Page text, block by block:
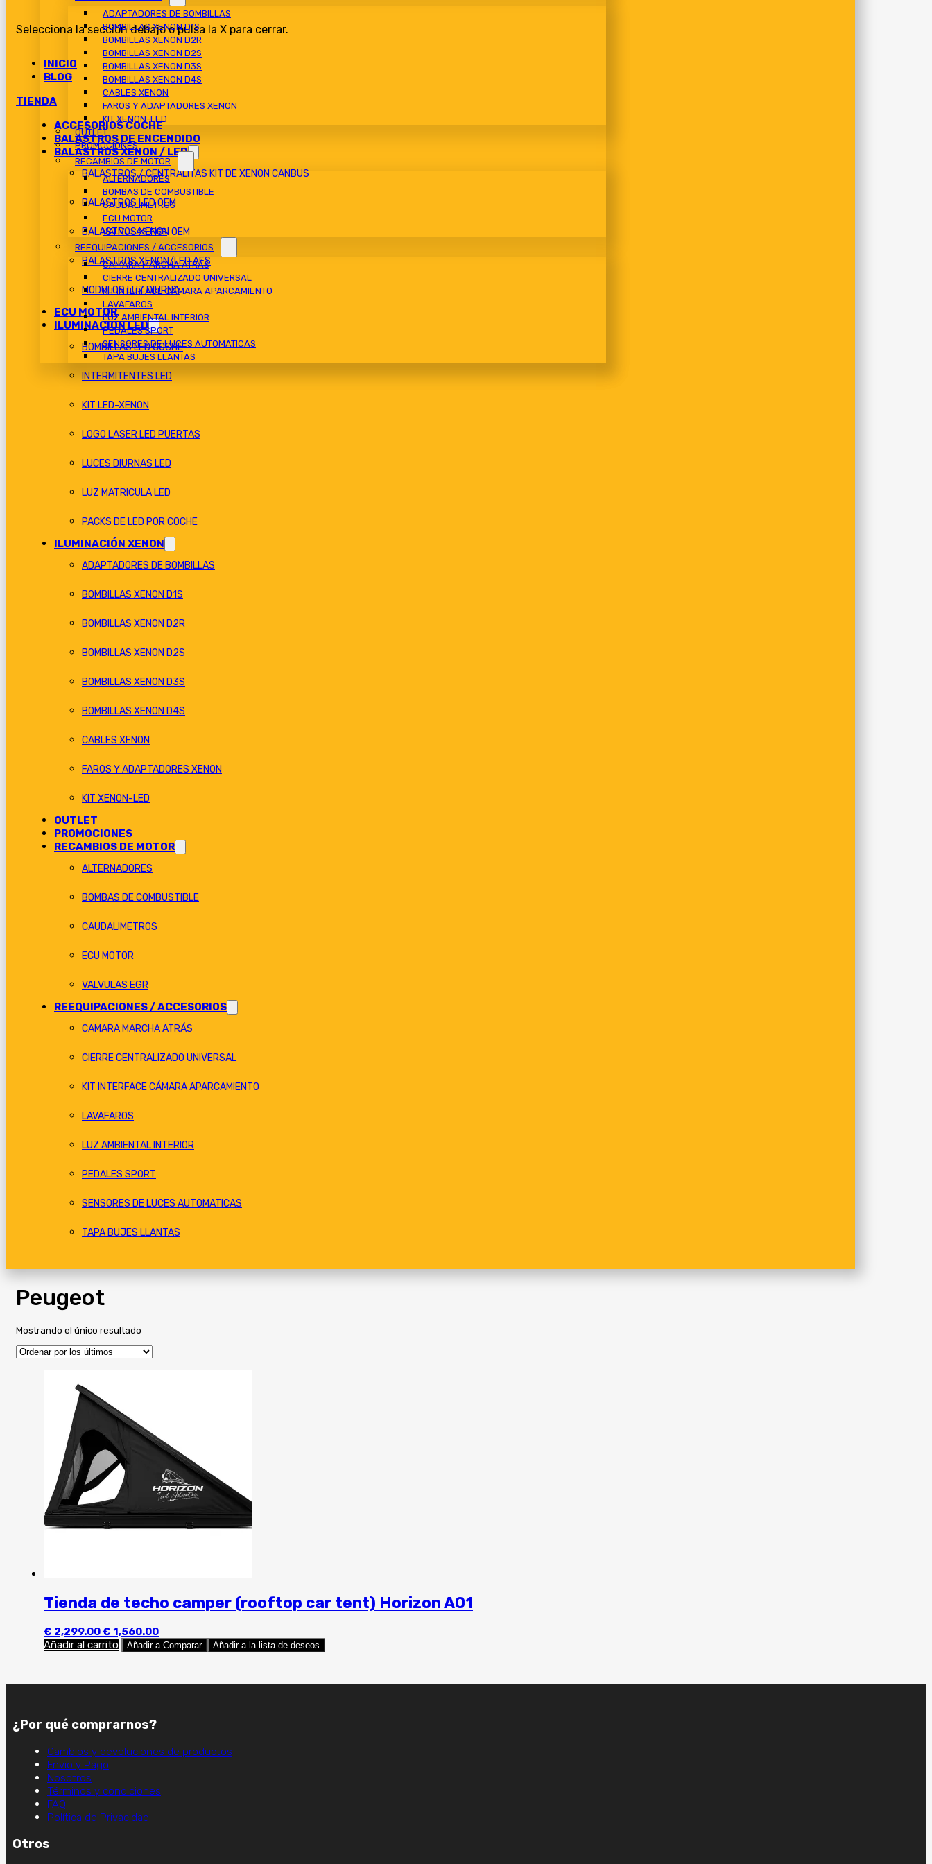
ADAPTADORES DE BOMBILLAS
BOMBILLAS XENON D1S
BOMBILLAS XENON D2R
BOMBILLAS XENON D2S
BOMBILLAS XENON D3S
BOMBILLAS XENON D4S
CABLES XENON
FAROS Y ADAPTADORES XENON
KIT XENON-LED
OUTLET
PROMOCIONES
RECAMBIOS DE MOTOR
ALTERNADORES
BOMBAS DE COMBUSTIBLE
CAUDALIMETROS
ECU MOTOR
VALVULAS EGR
REEQUIPACIONES / ACCESORIOS
CAMARA MARCHA ATRÁS
CIERRE CENTRALIZADO UNIVERSAL
KIT INTERFACE CÁMARA APARCAMIENTO
LAVAFAROS
LUZ AMBIENTAL INTERIOR
PEDALES SPORT
SENSORES DE LUCES AUTOMATICAS
TAPA BUJES LLANTAS
Selecciona la sección debajo o pulsa la X para cerrar.
INICIO
BLOG
TIENDA
ACCESORIOS COCHE
BALASTROS DE ENCENDIDO
BALASTROS XENON / LED
BALASTROS / CENTRALITAS KIT DE XENON CANBUS
BALASTROS LED OEM
BALASTROS XENON OEM
BALASTROS XENON/LED AFS
MODULOS LUZ DIURNA
ECU MOTOR
ILUMINACIÓN LED
BOMBILLAS LED COCHE
INTERMITENTES LED
KIT LED-XENON
LOGO LASER LED PUERTAS
LUCES DIURNAS LED
LUZ MATRICULA LED
PACKS DE LED POR COCHE
ILUMINACIÓN XENON
ADAPTADORES DE BOMBILLAS
BOMBILLAS XENON D1S
BOMBILLAS XENON D2R
BOMBILLAS XENON D2S
BOMBILLAS XENON D3S
BOMBILLAS XENON D4S
CABLES XENON
FAROS Y ADAPTADORES XENON
KIT XENON-LED
OUTLET
PROMOCIONES
RECAMBIOS DE MOTOR
ALTERNADORES
BOMBAS DE COMBUSTIBLE
CAUDALIMETROS
ECU MOTOR
VALVULAS EGR
REEQUIPACIONES / ACCESORIOS
CAMARA MARCHA ATRÁS
CIERRE CENTRALIZADO UNIVERSAL
KIT INTERFACE CÁMARA APARCAMIENTO
LAVAFAROS
LUZ AMBIENTAL INTERIOR
PEDALES SPORT
SENSORES DE LUCES AUTOMATICAS
TAPA BUJES LLANTAS
Peugeot
Mostrando el único resultado
Tienda de techo camper (rooftop car tent) Horizon A01
€2,299.00El
precio
original
€ 1,560.00El
precio
actual
Añadir al carrito Añadir a Comparar Añadir a la lista de deseos
¿Por qué comprarnos?
Cambios y devoluciones de productos
Envio y Pago
Nosotros
Términos y condiciones
FAQ
Política de Privacidad
Otros